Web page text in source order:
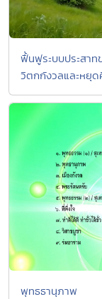
ฟื้นฟูระบบประสา
วิตกกังวลและหยุ
พุทธธานุภาพ